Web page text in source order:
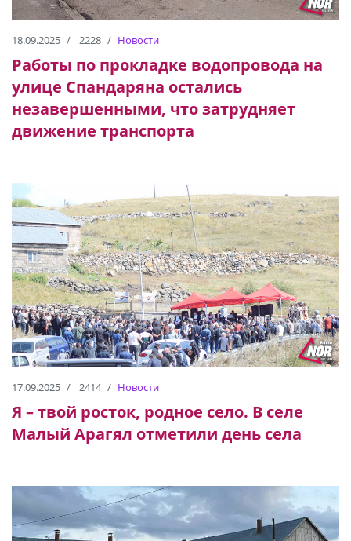
18.09.2025 2228 Новости
Работы по прокладке водопровода на
улице Спандаряна остались
незавершенными, что затрудняет
движение транспорта
17.09.2025 2414 Новости
Я – твой росток, родное село. В селе
Малый Арагял отметили день села